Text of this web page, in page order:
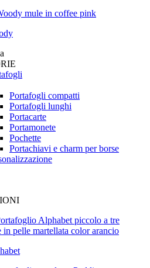
Portafogli compatti
Portafogli lunghi
Portacarte
Portamonete
Pochette
Portachiavi e charm per borse